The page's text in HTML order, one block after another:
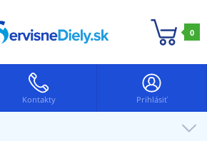
0
Kontakty Prihlásiť